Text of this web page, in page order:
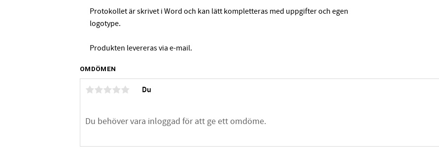
Protokollet är skrivet i Word och kan lätt kompletteras med uppgifter och egen
logotype.
Produkten levereras via e-mail.
OMDÖMEN
Du